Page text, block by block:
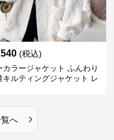
(税込)
カラージャケット ふんわり
キルティングジャケット レ
へ ›